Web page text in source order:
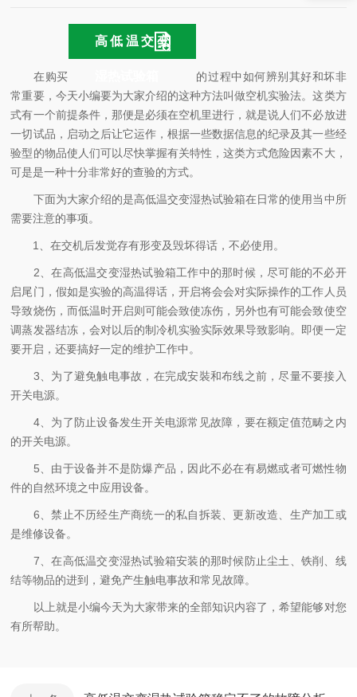
在购买
高低温交变
的过程中如何辨别其好和坏非
常重要，今天小编要为大家介绍的这种方法叫做空机实验法。这类方
式有一个前提条件，那便是必须在空机里进行，就是说人们不必放进
一切试品，启动之后让它运作，根据一些数据信息的纪录及其一些经
验型的物品使人们可以尽快掌握有关特性，这类方式危险因素不大，
可是是一种十分非常好的查验的方式。
下面为大家介绍的是高低温交变湿热试验箱在日常的使用当中所
需要注意的事项。
1、在交机后发觉存有形变及毁坏得话，不必使用。
2、在高低温交变湿热试验箱工作中的那时候，尽可能的不必开
启尾门，假如是实验的高温得话，开启将会会对实际操作的工作人员
导致烧伤，而低温时开启则可能会致使冻伤，另外也有可能会致使空
调蒸发器结冻，会对以后的制冷机实验实际效果导致影响。即便一定
要开启，还要搞好一定的维护工作中。
3、为了避免触电事故，在完成安裝和布线之前，尽量不要接入
开关电源。
4、为了防止设备发生开关电源常见故障，要在额定值范畴之内
的开关电源。
5、由于设备并不是防爆产品，因此不必在有易燃或者可燃性物
件的自然环境之中应用设备。
6、禁止不历经生产商统一的私自拆装、更新改造、生产加工或
是维修设备。
7、在高低温交变湿热试验箱安装的那时候防止尘土、铁削、线
结等物品的进到，避免产生触电事故和常见故障。
以上就是小编今天为大家带来的全部知识内容了，希望能够对您
有所帮助。